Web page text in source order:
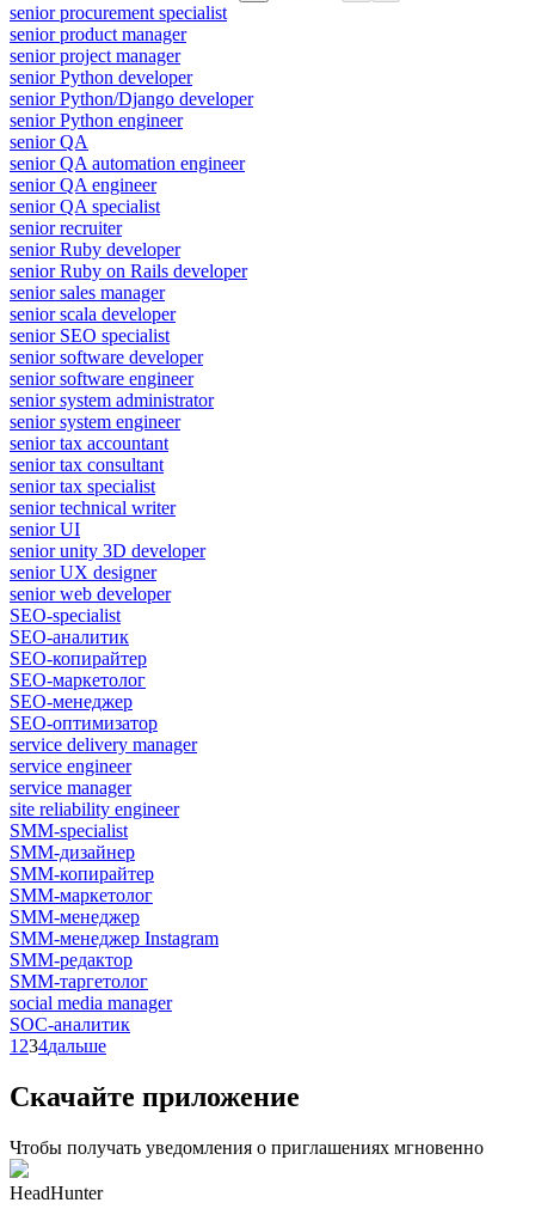
senior procurement specialist
senior product manager
senior project manager
senior Python developer
senior Python/Django developer
senior Python engineer
senior QA
senior QA automation engineer
senior QA engineer
senior QA specialist
senior recruiter
senior Ruby developer
senior Ruby on Rails developer
senior sales manager
senior scala developer
senior SEO specialist
senior software developer
senior software engineer
senior system administrator
senior system engineer
senior tax accountant
senior tax consultant
senior tax specialist
senior technical writer
senior UI
senior unity 3D developer
senior UX designer
senior web developer
SEO-specialist
SEO-аналитик
SEO-копирайтер
SEO-маркетолог
SEO-менеджер
SEO-оптимизатор
service delivery manager
service engineer
service manager
site reliability engineer
SMM-specialist
SMM-дизайнер
SMM-копирайтер
SMM-маркетолог
SMM-менеджер
SMM-менеджер Instagram
SMM-редактор
SMM-таргетолог
social media manager
SOC-аналитик
1 234дальше
Скачайте приложение
Чтобы получать уведомления о приглашениях мгновенно
HeadHunter